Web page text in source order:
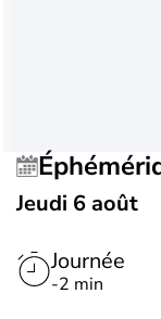
Jeudi 6 août
Journée
-2 min